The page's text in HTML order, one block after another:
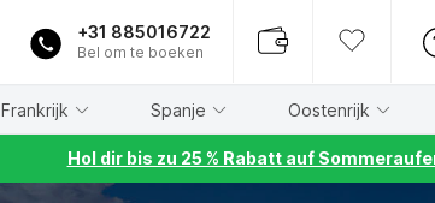
+31 885016722
Bel om te boeken
Frankrijk Spanje Oostenrijk
Hol dir bis zu 25 % Rabatt auf